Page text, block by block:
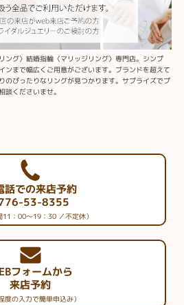
ング〉結婚指輪〈マリッジリング〉専門店。シンプ
ンまで幅広くご用意がございます。ブランドを超えて
のぴったりなリングが見つかります。サプライズでプ
談くださいませ。
話での来店予約
53-8355
11：00～19：30 ／不定休）
フォームから
来店予約
度の入力で簡単申込み）